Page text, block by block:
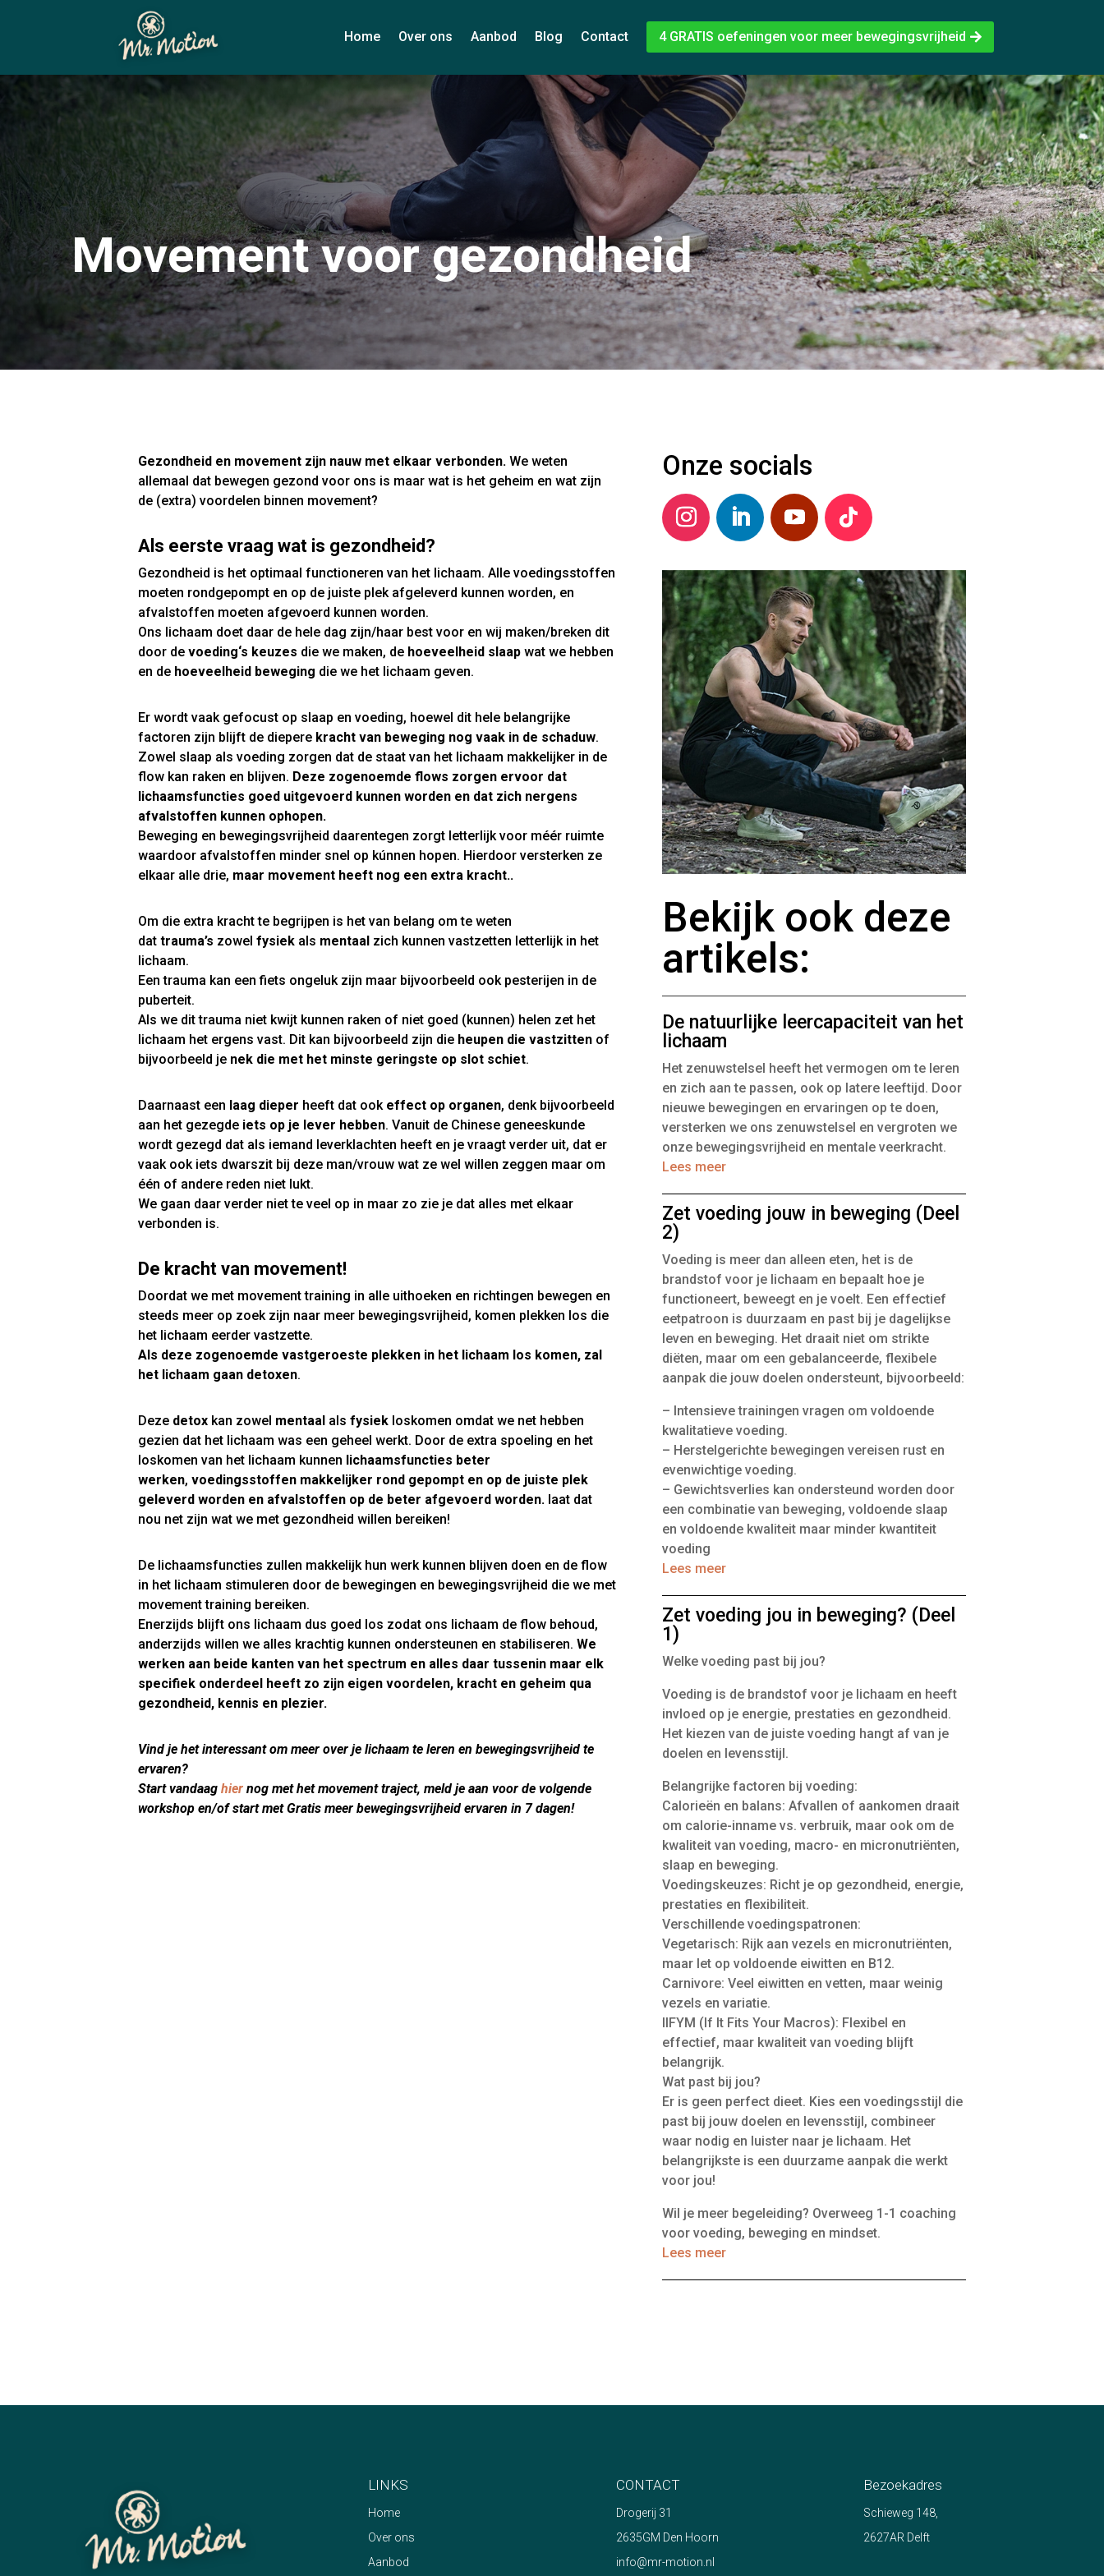
Home Over ons Aanbod Blog Contact 4 GRATIS oefeningen voor meer bewegingsvrijheid
Movement voor gezondheid
Gezondheid en movement zijn nauw met elkaar verbonden. We weten
allemaal dat bewegen gezond voor ons is maar wat is het geheim en wat zijn
de (extra) voordelen binnen movement?
Als eerste vraag wat is gezondheid?
Gezondheid is het optimaal functioneren van het lichaam. Alle voedingsstoffen
moeten rondgepompt en op de juiste plek afgeleverd kunnen worden, en
afvalstoffen moeten afgevoerd kunnen worden.
Ons lichaam doet daar de hele dag zijn/haar best voor en wij maken/breken dit
door de voeding‘s keuzes die we maken, de hoeveelheid slaap wat we hebben
en de hoeveelheid beweging die we het lichaam geven.
Er wordt vaak gefocust op slaap en voeding, hoewel dit hele belangrijke
factoren zijn blijft de diepere kracht van beweging nog vaak in de schaduw.
Zowel slaap als voeding zorgen dat de staat van het lichaam makkelijker in de
flow kan raken en blijven. Deze zogenoemde flows zorgen ervoor dat
lichaamsfuncties goed uitgevoerd kunnen worden en dat zich nergens
afvalstoffen kunnen ophopen.
Beweging en bewegingsvrijheid daarentegen zorgt letterlijk voor méér ruimte
waardoor afvalstoffen minder snel op kúnnen hopen. Hierdoor versterken ze
elkaar alle drie, maar movement heeft nog een extra kracht..
Om die extra kracht te begrijpen is het van belang om te weten
dat trauma’s zowel fysiek als mentaal zich kunnen vastzetten letterlijk in het
lichaam.
Een trauma kan een fiets ongeluk zijn maar bijvoorbeeld ook pesterijen in de
puberteit.
Als we dit trauma niet kwijt kunnen raken of niet goed (kunnen) helen zet het
lichaam het ergens vast. Dit kan bijvoorbeeld zijn die heupen die vastzitten of
bijvoorbeeld je nek die met het minste geringste op slot schiet.
Daarnaast een laag dieper heeft dat ook effect op organen, denk bijvoorbeeld
aan het gezegde iets op je lever hebben. Vanuit de Chinese geneeskunde
wordt gezegd dat als iemand leverklachten heeft en je vraagt verder uit, dat er
vaak ook iets dwarszit bij deze man/vrouw wat ze wel willen zeggen maar om
één of andere reden niet lukt.
We gaan daar verder niet te veel op in maar zo zie je dat alles met elkaar
verbonden is.
De kracht van movement!
Doordat we met movement training in alle uithoeken en richtingen bewegen en
steeds meer op zoek zijn naar meer bewegingsvrijheid, komen plekken los die
het lichaam eerder vastzette.
Als deze zogenoemde vastgeroeste plekken in het lichaam los komen, zal
het lichaam gaan detoxen.
Deze detox kan zowel mentaal als fysiek loskomen omdat we net hebben
gezien dat het lichaam was een geheel werkt. Door de extra spoeling en het
loskomen van het lichaam kunnen lichaamsfuncties beter
werken, voedingsstoffen makkelijker rond gepompt en op de juiste plek
geleverd worden en afvalstoffen op de beter afgevoerd worden. laat dat
nou net zijn wat we met gezondheid willen bereiken!
De lichaamsfuncties zullen makkelijk hun werk kunnen blijven doen en de flow
in het lichaam stimuleren door de bewegingen en bewegingsvrijheid die we met
movement training bereiken.
Enerzijds blijft ons lichaam dus goed los zodat ons lichaam de flow behoud,
anderzijds willen we alles krachtig kunnen ondersteunen en stabiliseren. We
werken aan beide kanten van het spectrum en alles daar tussenin maar elk
specifiek onderdeel heeft zo zijn eigen voordelen, kracht en geheim qua
gezondheid, kennis en plezier.
Vind je het interessant om meer over je lichaam te leren en bewegingsvrijheid te
ervaren?
Start vandaag hier nog met het movement traject, meld je aan voor de volgende
workshop en/of start met Gratis meer bewegingsvrijheid ervaren in 7 dagen!
Onze socials
Bekijk ook deze
artikels:
De natuurlijke leercapaciteit van het
lichaam
Het zenuwstelsel heeft het vermogen om te leren
en zich aan te passen, ook op latere leeftijd. Door
nieuwe bewegingen en ervaringen op te doen,
versterken we ons zenuwstelsel en vergroten we
onze bewegingsvrijheid en mentale veerkracht.
Lees meer
Zet voeding jouw in beweging (Deel
2)
Voeding is meer dan alleen eten, het is de
brandstof voor je lichaam en bepaalt hoe je
functioneert, beweegt en je voelt. Een effectief
eetpatroon is duurzaam en past bij je dagelijkse
leven en beweging. Het draait niet om strikte
diëten, maar om een gebalanceerde, flexibele
aanpak die jouw doelen ondersteunt, bijvoorbeeld:
– Intensieve trainingen vragen om voldoende
kwalitatieve voeding.
– Herstelgerichte bewegingen vereisen rust en
evenwichtige voeding.
– Gewichtsverlies kan ondersteund worden door
een combinatie van beweging, voldoende slaap
en voldoende kwaliteit maar minder kwantiteit
voeding
Lees meer
Zet voeding jou in beweging? (Deel
1)
Welke voeding past bij jou?
Voeding is de brandstof voor je lichaam en heeft
invloed op je energie, prestaties en gezondheid.
Het kiezen van de juiste voeding hangt af van je
doelen en levensstijl.
Belangrijke factoren bij voeding:
Calorieën en balans: Afvallen of aankomen draait
om calorie-inname vs. verbruik, maar ook om de
kwaliteit van voeding, macro- en micronutriënten,
slaap en beweging.
Voedingskeuzes: Richt je op gezondheid, energie,
prestaties en flexibiliteit.
Verschillende voedingspatronen:
Vegetarisch: Rijk aan vezels en micronutriënten,
maar let op voldoende eiwitten en B12.
Carnivore: Veel eiwitten en vetten, maar weinig
vezels en variatie.
IIFYM (If It Fits Your Macros): Flexibel en
effectief, maar kwaliteit van voeding blijft
belangrijk.
Wat past bij jou?
Er is geen perfect dieet. Kies een voedingsstijl die
past bij jouw doelen en levensstijl, combineer
waar nodig en luister naar je lichaam. Het
belangrijkste is een duurzame aanpak die werkt
voor jou!
Wil je meer begeleiding? Overweeg 1-1 coaching
voor voeding, beweging en mindset.
Lees meer
LINKS
Home
Over ons
Aanbod
CONTACT
Drogerij 31
2635GM Den Hoorn
info@mr-motion.nl
Bezoekadres
Schieweg 148,
2627AR Delft